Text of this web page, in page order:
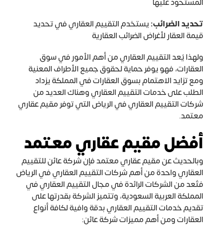
تحديد الضرائب:يستخدم التقييم العقاري في تحديد
قيمة العقار لأغراض الضرائب العقارية
ولهذا يُعد التقييم العقاري من أهم الأمور في سوق
العقارات، فهو يوفر حماية لحقوق جميع الأطراف المعنية
ومع تزايد الاهتمام بسوق العقارات في المملكة يزداد
الطلب على خدمات التقييم العقاري وهناك العديد من
شركات التقييم العقاري في الرياض التي توفر مقيم عقاري
معتمد.
أفضل مقيم عقاري معتمد
وبالحديث عن مقيم عقاري معتمد فإن شركة عائن للتقييم
العقاري واحدة من أهم شركات التقييم العقاري في الرياض
فتُعد من الشركات الرائدة في مجال التقييم العقاري في
المملكة العربية السعودية، وتتميز الشركة بقدرتها على
تقديم خدمات التقييم العقاري بدقة وافية لكافة أنواع
العقارات ومن أهم مميزات شركة عائن: